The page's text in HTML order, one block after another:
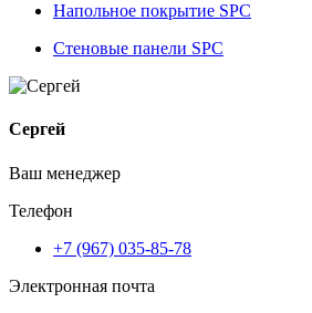
Напольное покрытие SPC
Стеновые панели SPC
Сергей
Ваш менеджер
Телефон
+7 (967) 035-85-78
Электронная почта